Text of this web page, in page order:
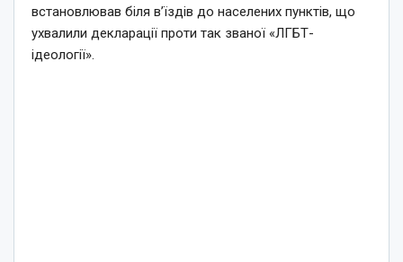
встановлював біля в’їздів до населених пунктів, що
ухвалили декларації проти так званої «ЛГБТ-
ідеології».